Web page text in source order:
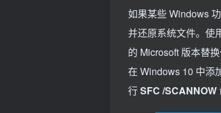
如果某些 Windows
并还原系统文件。使
的 Microsoft 版本替
在 Windows 10 中添
行SFC /SCANNOW